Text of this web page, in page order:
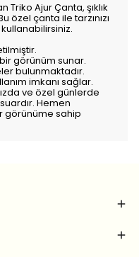
Triko Ajur Çanta, şıklık
özel çanta ile tarzınızı
görünüm sunar.
bulunmaktadır.
imkanı sağlar.
ve özel günlerde
Hemen
görünüme sahip